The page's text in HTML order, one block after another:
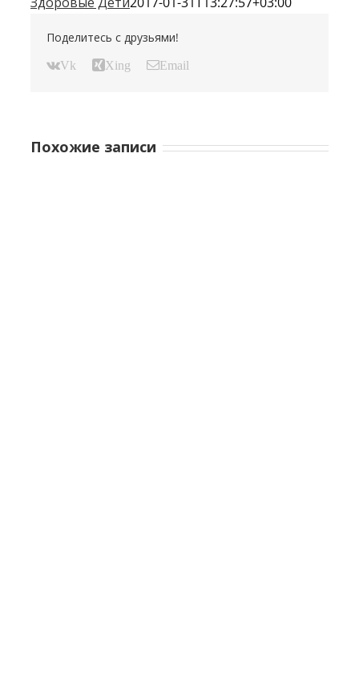
Поделитесь с друзьями!
Vk Xing Email
Похожие записи